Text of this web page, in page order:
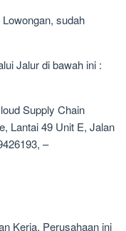
sudah
Jalur di bawah ini :
Supply Chain
Lantai 49 Unit E, Jalan
–
Kerja, Perusahaan ini